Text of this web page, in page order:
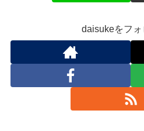
daisukeをフォ